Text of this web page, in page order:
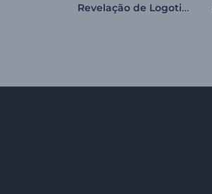
Revelação de Logotipo com Brilho Cinematográfico